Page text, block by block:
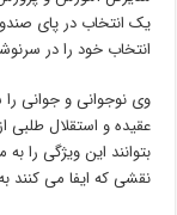
انتخاب خود را در
وی نوجوانی و جوانی
عقیده و استقلال
بتوانند این ویژگی را
نقشی که ایفا می کنند